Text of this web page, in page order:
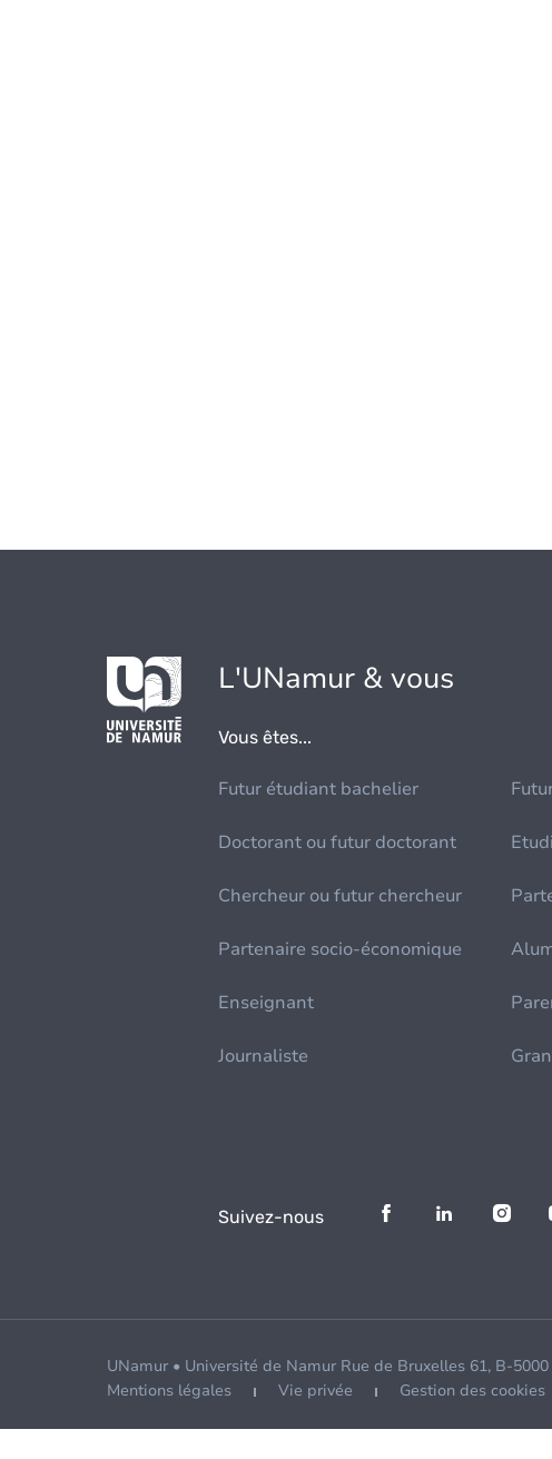
L'UNamur & vous
Vous êtes...
Futur étudiant bachelier
Doctorant ou futur doctorant
Chercheur ou futur chercheur
Partenaire socio-économique
Enseignant
Journaliste
Suivez-nous
UNamur • Université de Namur Rue de Bruxelles 61, B-
Mentions légales
Vie privée Gestion des cookies